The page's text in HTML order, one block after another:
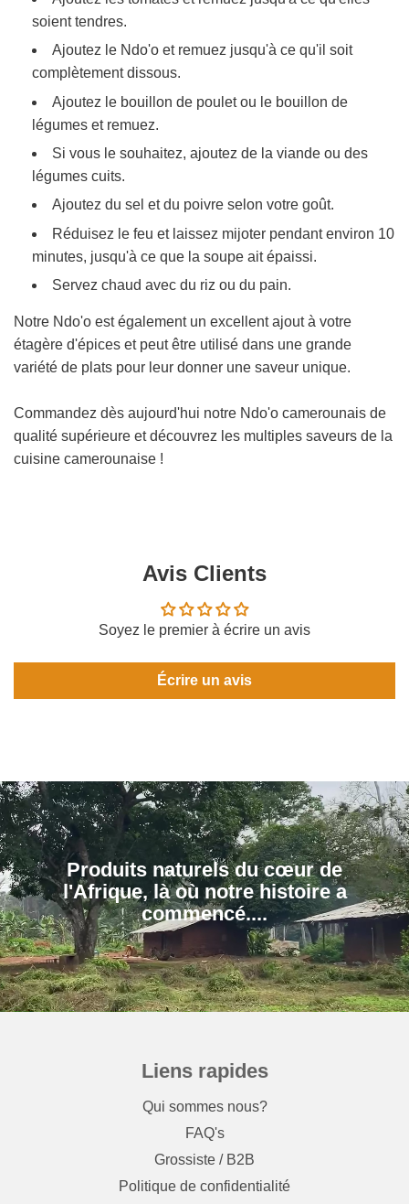
soient tendres.
Ajoutez le Ndo'o et remuez jusqu'à ce qu'il soit
complètement dissous.
Ajoutez le bouillon de poulet ou le bouillon de
légumes et remuez.
Si vous le souhaitez, ajoutez de la viande ou des
légumes cuits.
Ajoutez du sel et du poivre selon votre goût.
Réduisez le feu et laissez mijoter pendant environ 10
minutes, jusqu'à ce que la soupe ait épaissi.
Servez chaud avec du riz ou du pain.
Notre Ndo'o est également un excellent ajout à votre
étagère d'épices et peut être utilisé dans une grande
variété de plats pour leur donner une saveur unique.
Commandez dès aujourd'hui notre Ndo'o camerounais de
qualité supérieure et découvrez les multiples saveurs de la
cuisine camerounaise !
Avis Clients
Soyez le premier à écrire un avis
Écrire un avis
Produits naturels du cœur de
l'Afrique, là où notre histoire a
Liens rapides
Qui sommes nous?
FAQ's
Grossiste / B2B
Politique de confidentialité